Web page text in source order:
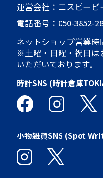
運営会社：エスピービ
電話番号： 050-3852-
ネットショップ営業時
※土曜・日曜・祝日は
いただいております。
時計SNS (時計倉庫
小物雑貨SNS (Spot